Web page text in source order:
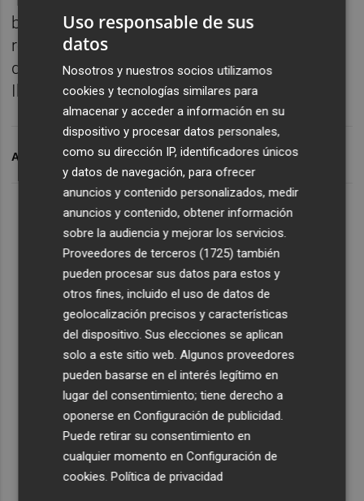
bases que conviertan a España en un
referente mundial". Pardo sustituye al frente
de la Comisión al director Corporativo de
Iberia, Juan Cierco.
ARCHIVADO EN MELIÁ IBERIA CÁMARA
Uso responsable de sus
datos
Nosotros y nuestros socios utilizamos
cookies y tecnologías similares para
almacenar y acceder a información en su
dispositivo y procesar datos personales,
como su dirección IP, identificadores únicos
y datos de navegación, para ofrecer
anuncios y contenido personalizados, medir
anuncios y contenido, obtener información
sobre la audiencia y mejorar los servicios.
Proveedores de terceros (1725) también
pueden procesar sus datos para estos y
otros fines, incluido el uso de datos de
geolocalización precisos y características
del dispositivo. Sus elecciones se aplican
solo a este sitio web. Algunos proveedores
pueden basarse en el interés legítimo en
lugar del consentimiento; tiene derecho a
oponerse enConfiguración de publicidad.
Puede retirar su consentimiento en
cualquier momento enConfiguración de
cookies.Política de privacidad